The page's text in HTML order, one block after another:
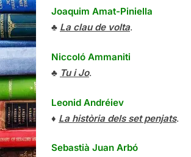
Joaquim Amat-Piniella
♣ La clau de volta.
Niccoló Ammaniti
♣ Tu i Jo.
Leonid Andréiev
♦ La història dels set penjats.
Sebastià Juan Arbó